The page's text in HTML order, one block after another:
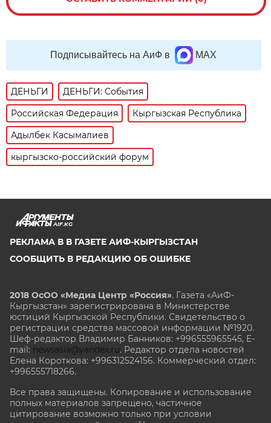
Подписывайтесь на АиФ в MAX
ДЕНЬГИ
ДЕНЬГИ: События
Российская Федерация
Кыргызская Республика
Адылбек Касымалиев
кыргызско-российский форум
AIF.KG
РЕКЛАМА В В ГАЗЕТЕ АИФ-КЫРГЫЗСТАН
СООБЩИТЬ В РЕДАКЦИЮ ОБ ОШИБКЕ
2018 ОсОО «Медиа Центр «Россия». Газета «АиФ-
Кыргызстан» зарегистрирована в Министерстве
юстиций Кыргызской Республики. Свидетельство о
регистрации средства массовой информации №1920.
Шеф-редактор Владимир Банников: +996555965545, E-
mail: newsasia@yandex.ru. Редактор отдела новостей
Елена Короткова: +996312524156. Коммерческий отдел:
+996555718266.
Все права защищены. Копирование и использование
полных материалов запрещено, частичное
цитирование возможно только при условии